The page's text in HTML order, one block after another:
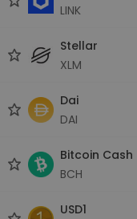
LINK
Stellar
XLM
Dai
DAI
Bitcoin Cash
BCH
USD1